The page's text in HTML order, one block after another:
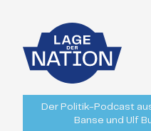
Der Politik-Podcast
Banse und Ulf